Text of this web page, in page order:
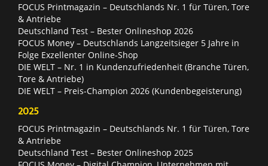
FOCUS Printmagazin – Deutschlands Nr. 1 für Türen, Tore
& Antriebe
Deutschland Test – Bester Onlineshop 2026
FOCUS Money – Deutschlands Langzeitsieger 5 Jahre in
Folge Exzellenter Online-Shop
DIE WELT – Nr. 1 in Kundenzufriedenheit (Branche Türen,
Tore & Antriebe)
DIE WELT – Preis-Champion 2026 (Kundenbegeisterung)
2025
FOCUS Printmagazin – Deutschlands Nr. 1 für Türen, Tore
& Antriebe
Deutschland Test – Bester Onlineshop 2025